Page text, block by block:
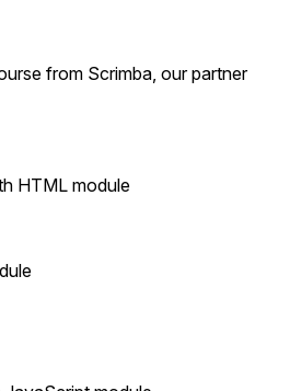
from Scrimba, our partner
HTML module